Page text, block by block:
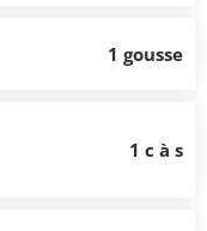
1 gousse
1 c à s